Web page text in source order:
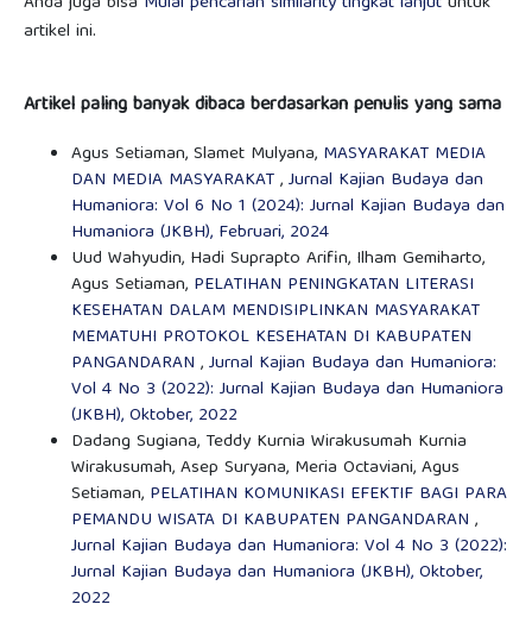
artikel ini.
Artikel paling banyak dibaca berdasarkan penulis yang sama
Agus Setiaman, Slamet Mulyana, MASYARAKAT MEDIA
DAN MEDIA MASYARAKAT,Jurnal Kajian Budaya dan
Humaniora: Vol 6 No 1 (2024): Jurnal Kajian Budaya dan
Humaniora (JKBH), Februari, 2024
Uud Wahyudin, Hadi Suprapto Arifin, Ilham Gemiharto,
Agus Setiaman, PELATIHAN PENINGKATAN LITERASI
KESEHATAN DALAM MENDISIPLINKAN MASYARAKAT
MEMATUHI PROTOKOL KESEHATAN DI KABUPATEN
PANGANDARAN ,Jurnal Kajian Budaya dan Humaniora:
Vol 4 No 3 (2022): Jurnal Kajian Budaya dan Humaniora
(JKBH), Oktober, 2022
Dadang Sugiana, Teddy Kurnia Wirakusumah Kurnia
Wirakusumah, Asep Suryana, Meria Octaviani, Agus
Setiaman, PELATIHAN KOMUNIKASI EFEKTIF BAGI PARA
PEMANDU WISATA DI KABUPATEN PANGANDARAN ,
Jurnal Kajian Budaya dan Humaniora: Vol 4 No 3 (2022):
Jurnal Kajian Budaya dan Humaniora (JKBH), Oktober,
2022